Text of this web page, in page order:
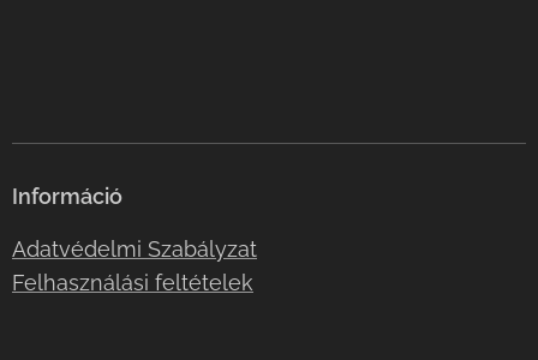
Információ
Adatvédelmi Szabályzat
Felhasználási feltételek